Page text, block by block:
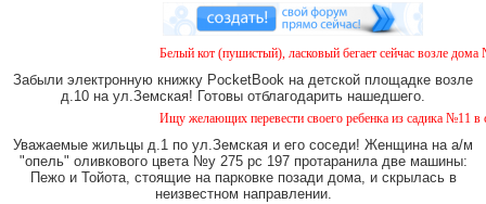
Белый кот (пушистый), ласковый бегает сейчас возле дома №
Забыли электронную книжку PocketBook на детской площадке возле
д.10 на ул.Земская! Готовы отблагодарить нашедшего.
Ищу желающих перевести своего ребенка из садика №11 в
Уважаемые жильцы д.1 по ул.Земская и его соседи! Женщина на а/м
"опель" оливкового цвета №у 275 рс 197 протаранила две машины:
Пежо и Тойота, стоящие на парковке позади дома, и скрылась в
неизвестном направлении.